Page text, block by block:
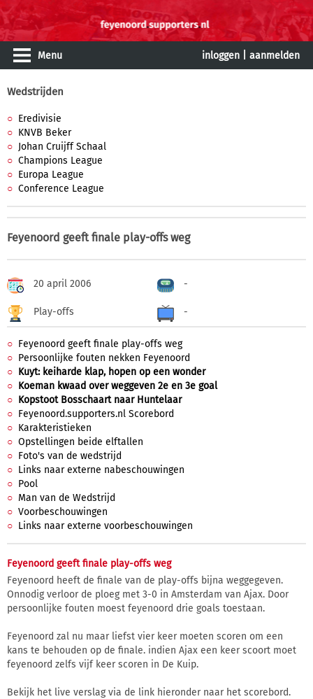
Menu inloggen aanmelden
Wedstrijden
Eredivisie
KNVB Beker
Johan Cruijff Schaal
Champions League
Europa League
Conference League
Feyenoord geeft finale play-offs weg
20 april 2006 -
Play-offs -
Feyenoord geeft finale play-offs weg
Persoonlijke fouten nekken Feyenoord
Kuyt: keiharde klap, hopen op een wonder
Koeman kwaad over weggeven 2e en 3e goal
Kopstoot Bosschaart naar Huntelaar
Feyenoord.supporters.nl Scorebord
Karakteristieken
Opstellingen beide elftallen
Foto's van de wedstrijd
Links naar externe nabeschouwingen
Pool
Man van de Wedstrijd
Voorbeschouwingen
Links naar externe voorbeschouwingen
Feyenoord geeft finale play-offs weg
Feyenoord heeft de finale van de play-offs bijna weggegeven.
Onnodig verloor de ploeg met 3-0 in Amsterdam van Ajax. Door
persoonlijke fouten moest feyenoord drie goals toestaan.
Feyenoord zal nu maar liefst vier keer moeten scoren om een
kans te behouden op de finale. indien Ajax een keer scoort moet
feyenoord zelfs vijf keer scoren in De Kuip.
Bekijk het live verslag via de link hieronder naar het scorebord.